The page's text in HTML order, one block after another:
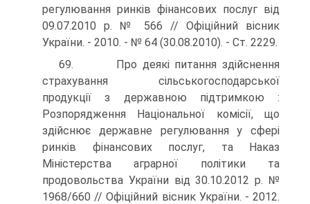
регулювання рин­ків фінансових послуг від
09.07.2010 р. № 566 // Офіційний вісник
України. - 2010. - № 64 (30.08.2010). - Ст. 2229.
69. Про деякі питання здійснення
страхування сільськогос­подарської
продукції з державною підтримкою :
Розпорядження Національної комісії, що
здійснює державне регулювання у сфері
ринків фінансових послуг, та Наказ
Міністерства аграрної політики та
продовольства України від 30.10.2012 р. №
1968/660 // Офіційний вісник України. - 2012.